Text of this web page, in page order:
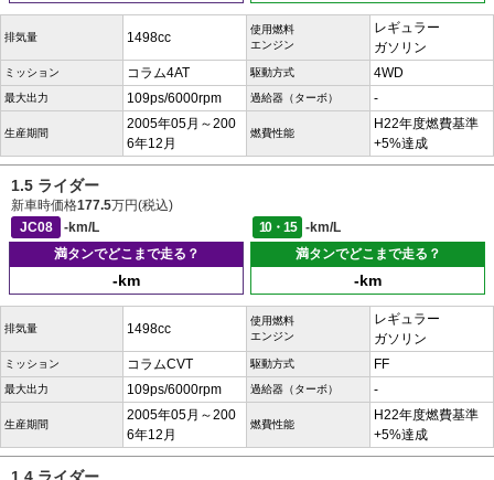
排気量 1498cc
使用燃料
エンジン
レギュラー
ガソリン
ミッション コラム4AT 駆動方式 4WD
最大出力 109ps/6000rpm 過給器（ターボ） -
生産期間
2005年05月～200
6年12月
燃費性能
H22年度燃費基準
+5%達成
1.5 ライダー
新車時価格177.5万円(税込)
JC08
-km/L 10・15
-km/L
満タンでどこまで走る？
-km
満タンでどこまで走る？
-km
排気量 1498cc
使用燃料
エンジン
レギュラー
ガソリン
ミッション コラムCVT 駆動方式 FF
最大出力 109ps/6000rpm 過給器（ターボ） -
生産期間
2005年05月～200
6年12月
燃費性能
H22年度燃費基準
+5%達成